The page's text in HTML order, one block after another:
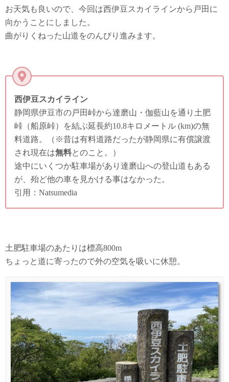
お天気も良いので、今回は西伊豆スカイラインから戸田に
向かうことにしました。
曲がりくねった山道をのんびり進みます。
西伊豆スカイライン
静岡県伊豆市の戸田峠から達磨山・伽藍山を通り土肥
峠（船原峠）を結ぶ延長約10.8キロメートル (km)の無
料道路。（※昔は有料道路だったが静岡県に有償譲渡
され現在は無料とのこと。）
途中にいくつか駐車場があり達磨山への登山道もある
が、殆ど他の車を見かける事はなかった。
引用：Natsumedia
土肥駐車場のあたりは標高800m
ちょっと道に寄ったので外の空気を吸いに休憩。